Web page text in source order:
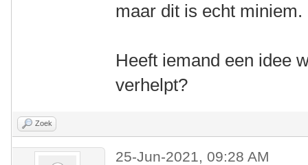
maar dit is echt miniem.
Heeft iemand een idee
verhelpt?
Zoek
25-Jun-2021, 09:28 AM